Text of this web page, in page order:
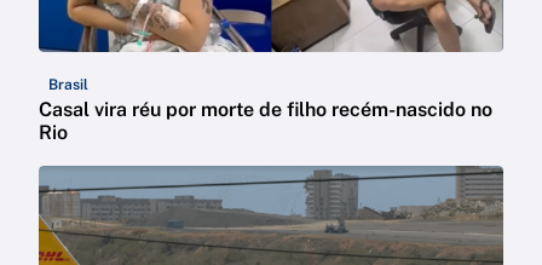
Brasil
Casal vira réu por morte de filho recém-nascido no
Rio